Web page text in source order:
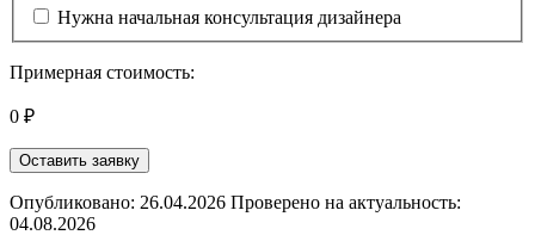
Нужна начальная консультация дизайнера
Примерная стоимость:
0 ₽
Оставить заявку
Опубликовано: 26.04.2026 Проверено на актуальность:
04.08.2026